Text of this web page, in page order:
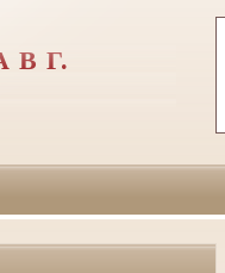
В Г.